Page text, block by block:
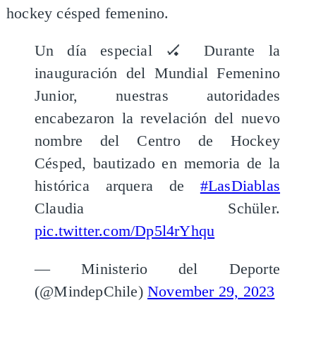
hockey césped femenino.
Un día especial 🏑 Durante la
inauguración del Mundial Femenino
Junior, nuestras autoridades
encabezaron la revelación del nuevo
nombre del Centro de Hockey
Césped, bautizado en memoria de la
histórica arquera de #LasDiablas
Claudia Schüler.
pic.twitter.com/Dp5l4rYhqu
— Ministerio del Deporte
(@MindepChile) November 29, 2023